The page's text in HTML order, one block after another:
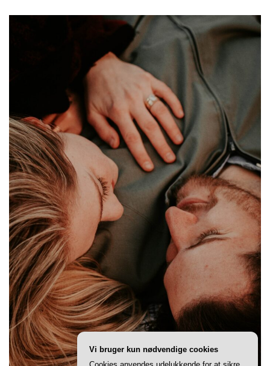
Vi bruger kun nødvendige cookies